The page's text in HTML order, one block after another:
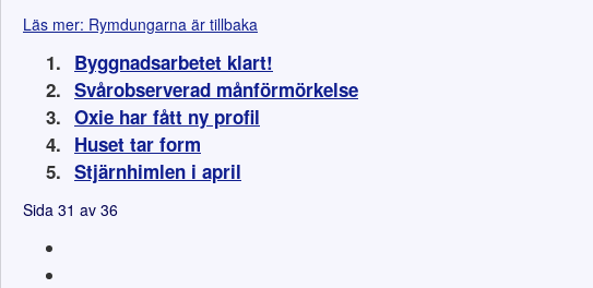
Läs mer: Rymdungarna är tillbaka
Byggnadsarbetet klart!
Svårobserverad månförmörkelse
Oxie har fått ny profil
Huset tar form
Stjärnhimlen i april
Sida 31 av 36